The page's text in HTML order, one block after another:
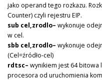
jako operand tego rozkazu.
Counter) czyli rejestru EIP.
sub cel,zrodlo– wykonuje
w cel.
sbb cel,zrodlo– wykonuje
(Cel=źródło-cel)
rdtsc– wynikiem jest 64 bitowa
procesora od uruchomienia